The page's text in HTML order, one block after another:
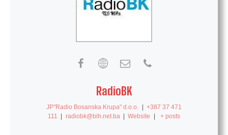
RadioBK
JP"Radio Bosanska Krupa" d.o.o. | +387 37 471
111
| radiobk@bih.net.ba | Website | + posts